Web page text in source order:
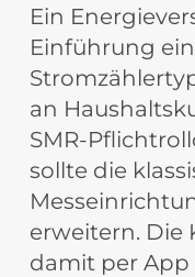
Ein
Einführung
an
SMR-
sollte die
erweitern. Die
damit per